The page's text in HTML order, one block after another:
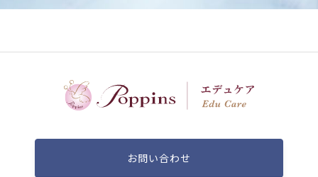
お問い合わせ